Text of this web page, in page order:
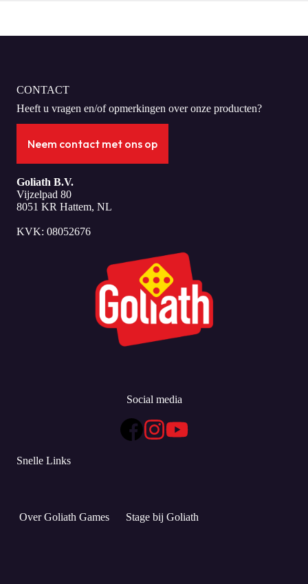
CONTACT
Heeft u vragen en/of opmerkingen over onze producten?
Neem contact met ons op
Goliath B.V.
Vijzelpad 80
8051 KR Hattem, NL
KVK: 08052676
Social media
Snelle Links
Over Goliath Games Stage bij Goliath